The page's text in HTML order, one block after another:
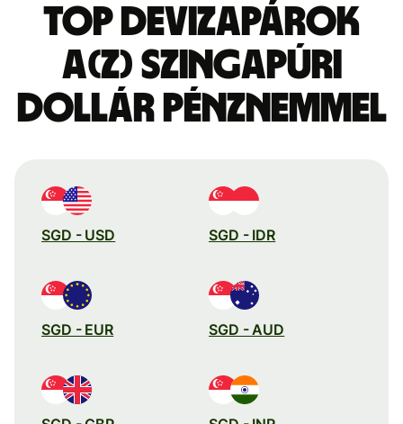
Top devizapárok
a(z) szingapúri
dollár pénznemmel
SGD - USD SGD - IDR
SGD - EUR SGD - AUD